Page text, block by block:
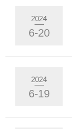
2024
6-20
2024
6-19